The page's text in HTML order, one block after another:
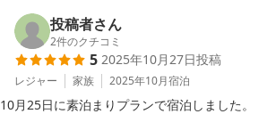
またのお越しを心よりお待ちしております。
グランコテージ ベンガルの森
2026-01-15
投稿者さん
2件のクチコミ
5 2025年10月27日投稿
レジャー 家族 2025年10月宿泊
10月25日に素泊まりプランで宿泊しました。